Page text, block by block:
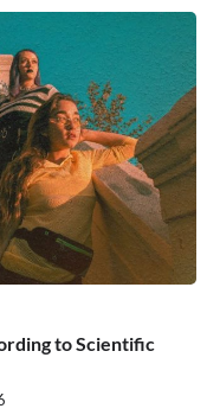
to Scientific